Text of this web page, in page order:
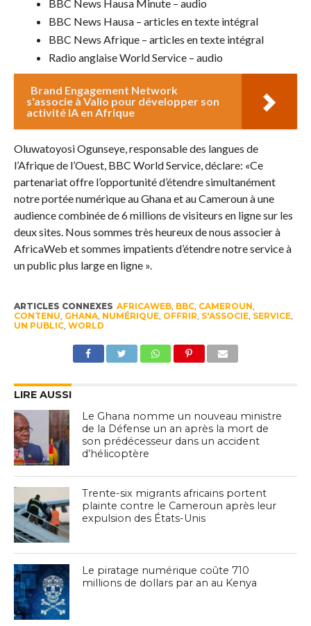
BBC News Hausa Minute – audio
BBC News Hausa – articles en texte intégral
BBC News Afrique – articles en texte intégral
Radio anglaise World Service – audio
Brand Engagement Network
s'associe à Valio pour développer son
activité IA en Afrique
Oluwatoyosi Ogunseye, responsable des langues de
l’Afrique de l’Ouest, BBC World Service, déclare: «Ce
partenariat offre l’opportunité d’étendre simultanément
notre portée numérique au Ghana et au Cameroun à une
audience combinée de 6 millions de visiteurs en ligne sur les
deux sites. Nous sommes très heureux de nous associer à
AfricaWeb et sommes impatients d’étendre notre service à
un public plus large en ligne ».
ARTICLES CONNEXES AFRICAWEB, BBC, CAMEROUN
CONTENU GHANA, NUMÉRIQUE, OFFRIR S'ASSOCIE, SERVICE,
UN PUBLIC, WORLD
LIRE AUSSI
Le Ghana nomme un nouveau ministre
de la Défense un an après la mort de
son prédécesseur dans un accident
d’hélicoptère
Trente-six migrants africains portent
plainte contre le Cameroun après leur
expulsion des États-Unis
Le piratage numérique coûte 710
millions de dollars par an au Kenya